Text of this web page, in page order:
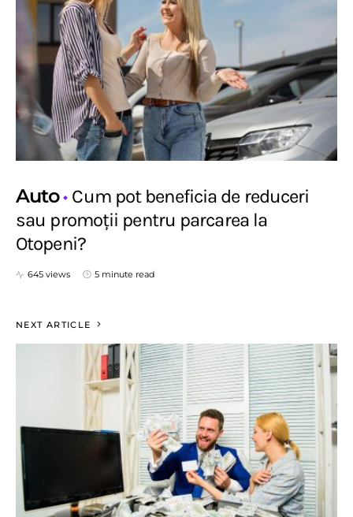
Auto Cum pot beneficia de reduceri
sau promoții pentru parcarea la
Otopeni?
645 views 5 minute read
NEXT ARTICLE